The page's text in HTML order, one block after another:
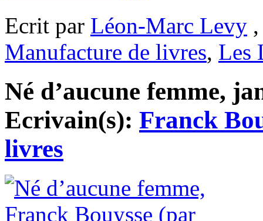
Ecrit par Léon-Marc Levy
Manufacture de livres, Les
Né d’aucune femme,
Ecrivain(s): Franck
livres